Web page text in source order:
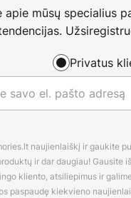
mūsų specialius
Privatus
naujienlaiškį ir gaukite
ir dar daugiau!
kliento, atsiliepimus ir
paspaudę kiekvieno